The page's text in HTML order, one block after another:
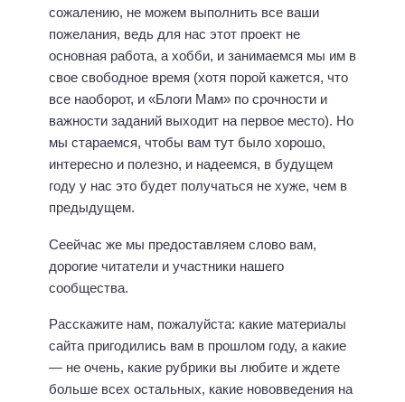
сожалению, не можем выполнить все ваши
пожелания, ведь для нас этот проект не
основная работа, а хобби, и занимаемся мы им в
свое свободное время (хотя порой кажется, что
все наоборот, и «Блоги Мам» по срочности и
важности заданий выходит на первое место). Но
мы стараемся, чтобы вам тут было хорошо,
интересно и полезно, и надеемся, в будущем
году у нас это будет получаться не хуже, чем в
предыдущем.
Сеейчас же мы предоставляем слово вам,
дорогие читатели и участники нашего
сообщества.
Расскажите нам, пожалуйста: какие материалы
сайта пригодились вам в прошлом году, а какие
— не очень, какие рубрики вы любите и ждете
больше всех остальных, какие нововведения на